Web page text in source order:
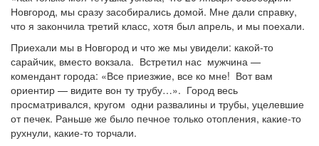
Новгород, мы сразу засобирались домой. Мне дали справку,
что я закончила третий класс, хотя был апрель, и мы поехали.
Приехали мы в Новгород и что же мы увидели: какой-то
сарайчик, вместо вокзала. Встретил нас мужчина —
комендант города: «Все приезжие, все ко мне! Вот вам
ориентир — видите вон ту трубу…». Город весь
просматривался, кругом одни развалины и трубы, уцелевшие
от печек. Раньше же было печное только отопления, какие-то
рухнули, какие-то торчали.